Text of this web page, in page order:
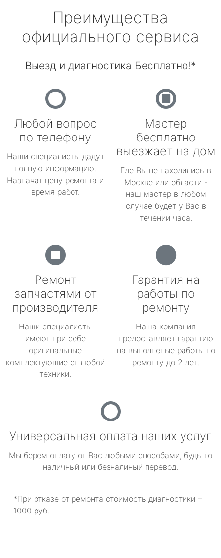
Преимущества
официального сервиса
Выезд и диагностика Бесплатно!*
Любой вопрос
по телефону
Наши специалисты дадут
полную информацию.
Назначат цену ремонта и
время работ.
Мастер
бесплатно
выезжает на дом
Где Вы не находились в
Москве или области -
наш мастер в любом
случае будет у Вас в
течении часа.
Ремонт
запчастями от
производителя
Наши специалисты
имеют при себе
оригинальные
комплектующие от любой
техники.
Гарантия на
работы по
ремонту
Наша компания
предоставляет гарантию
на выполненые работы по
ремонту до 2 лет.
Универсальная оплата наших услуг
Мы берем оплату от Вас любыми способами, будь то
наличный или безналиный перевод.
*При отказе от ремонта стоимость диагностики –
1000 руб.